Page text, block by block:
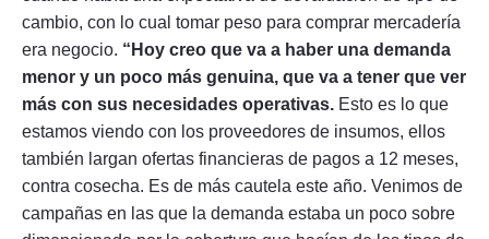
cambio, con lo cual tomar peso para comprar mercadería
era negocio. “Hoy creo que va a haber una demanda
menor y un poco más genuina, que va a tener que ver
más con sus necesidades operativas. Esto es lo que
estamos viendo con los proveedores de insumos, ellos
también largan ofertas financieras de pagos a 12 meses,
contra cosecha. Es de más cautela este año. Venimos de
campañas en las que la demanda estaba un poco sobre